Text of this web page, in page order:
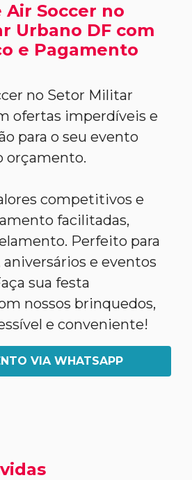
Air Soccer no
Urbano DF com
e Pagamento
no Setor Militar
ofertas imperdíveis e
para o seu evento
orçamento.
competitivos e
facilitadas,
Perfeito para
e eventos
sua festa
nossos brinquedos,
e conveniente!
VIA WHATSAPP